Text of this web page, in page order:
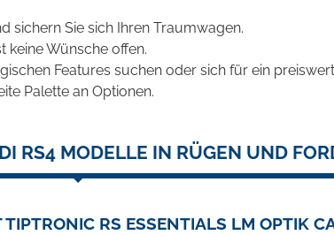
sichern Sie sich Ihren Traumwagen.
keine Wünsche offen.
Features suchen oder sich für ein
Palette an Optionen.
RS4 MODELLE IN RÜGEN UND
RS ESSENTIALS LM OPTIK